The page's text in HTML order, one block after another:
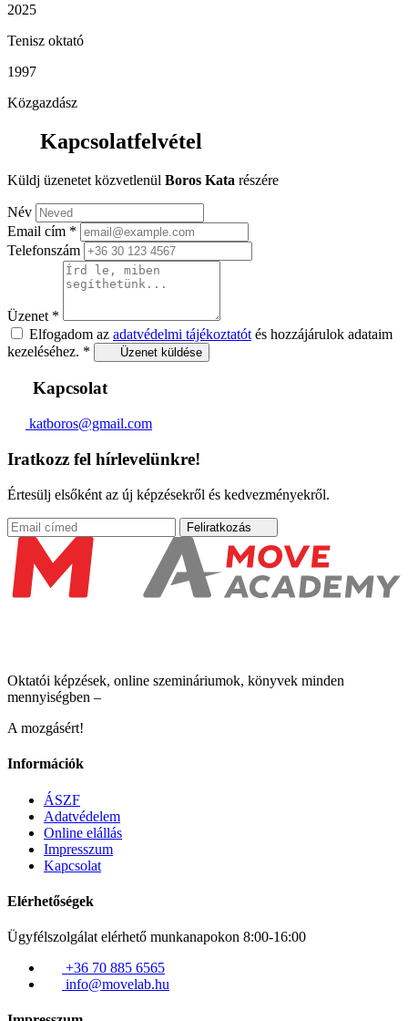
2025
Tenisz oktató
1997
Közgazdász
Kapcsolatfelvétel
Küldj üzenetet közvetlenül Boros Kata részére
Név
Email cím *
Telefonszám
Üzenet *
Elfogadom az adatvédelmi tájékoztatót és hozzájárulok adataim
kezeléséhez. * Üzenet küldése
Kapcsolat
katboros@gmail.com
Iratkozz fel hírlevelünkre!
Értesülj elsőként az új képzésekről és kedvezményekről.
Feliratkozás
Oktatói képzések, online szemináriumok, könyvek minden
mennyiségben –
A mozgásért!
Információk
ÁSZF
Adatvédelem
Online elállás
Impresszum
Kapcsolat
Elérhetőségek
Ügyfélszolgálat elérhető munkanapokon 8:00-16:00
+36 70 885 6565
info@movelab.hu